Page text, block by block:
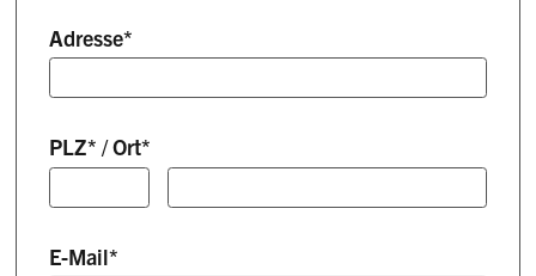
Adresse*
PLZ* /Ort*
E-Mail*